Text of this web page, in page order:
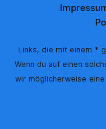
Links, die mit einem *
Wenn du auf einen
wir möglicherweise